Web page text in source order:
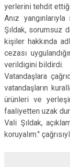
yerlerini tehdit
Anız
Şıldak, sorumsuz
kişiler hakkında
cezası
verildigini bildirdi.
Vatandaşlara
vatandaşların
ürünleri ve
faaliyetten uzak
Vali Şıldak,
koruyalım."